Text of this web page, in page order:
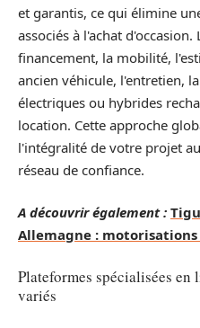
et garantis, ce qui élimine
associés à l'achat
financement, la mobilité,
ancien véhicule, l'entretien,
électriques ou hybrides
location. Cette approche
l'intégralité de votre projet
réseau de confiance.
A découvrir également :
Allemagne :
Plateformes spécialisées
variés